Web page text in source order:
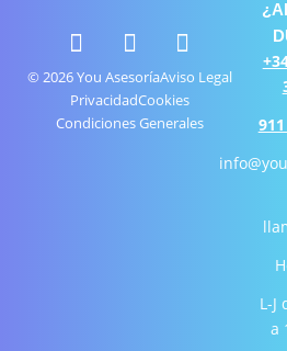
L-J
a
F
a
c
e
b
I
n
s
t
a
L
i
n
k
e
© 2026 You AsesoríaAviso Legal
PrivacidadCookies
Condiciones Generales